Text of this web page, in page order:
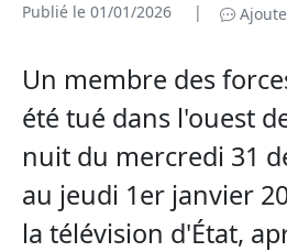
Publié le 01/01/2026 |
Un membre des
été tué dans l'ouest
nuit du mercredi 31
au jeudi 1er janvier
la télévision d'État,